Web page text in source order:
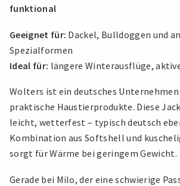
funktional
Geeignet für: Dackel, Bulldoggen und
Spezialformen
Ideal für: längere Winterausflüge,
Wolters ist ein deutsches
praktische Haustierprodukte. Diese
leicht, wetterfest – typisch deutsch
Kombination aus Softshell und
sorgt für Wärme bei geringem Gewicht.
Gerade bei Milo, der eine schwierige